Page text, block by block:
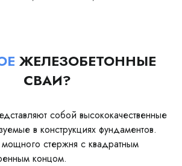
ЖЕЛЕЗОБЕТОННЫЕ
СВАИ?
собой высококачественные
в конструкциях фундаментов.
стержня с квадратным
концом.